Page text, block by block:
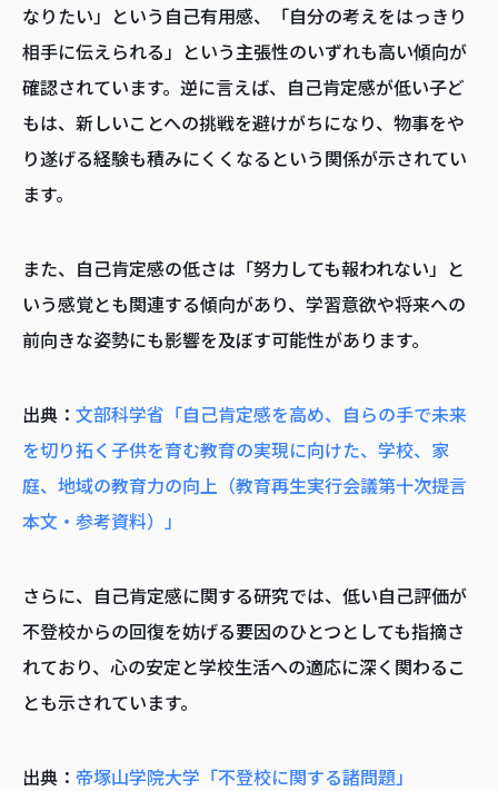
なりたい」という自己有用感、「自分の考えをはっきり
相手に伝えられる」という主張性のいずれも高い傾向が
確認されています。逆に言えば、自己肯定感が低い子ど
もは、新しいことへの挑戦を避けがちになり、物事をや
り遂げる経験も積みにくくなるという関係が示されてい
ます。
また、自己肯定感の低さは「努力しても報われない」と
いう感覚とも関連する傾向があり、学習意欲や将来への
前向きな姿勢にも影響を及ぼす可能性があります。
出典： 文部科学省「自己肯定感を高め、自らの手で未来
を切り拓く子供を育む教育の実現に向けた、学校、家
庭、地域の教育力の向上（教育再生実行会議第十次提言
本文・参考資料）」
さらに、自己肯定感に関する研究では、低い自己評価が
不登校からの回復を妨げる要因のひとつとしても指摘さ
れており、心の安定と学校生活への適応に深く関わるこ
とも示されています。
出典： 帝塚山学院大学「不登校に関する諸問題」